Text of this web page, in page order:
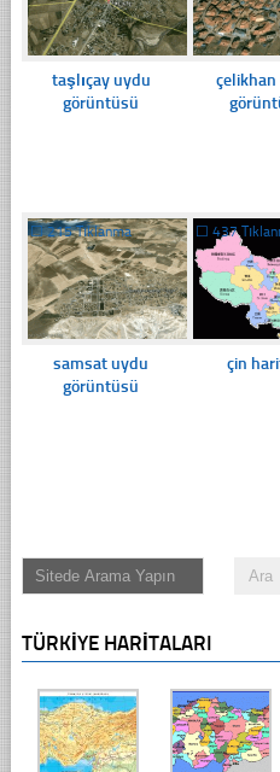
taşlıçay uydu
görüntüsü
☐215 Tıklanma
samsat uydu
görüntüsü
☐437
çin
TÜRKIYE HARITALARI